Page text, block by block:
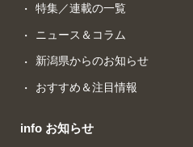
特集／連載の一覧
ニュース＆コラム
新潟県からのお知らせ
おすすめ＆注目情報
info お知らせ